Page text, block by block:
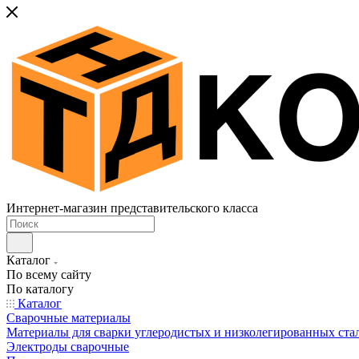
Интернет-магазин представительского класса
Каталог
По всему сайту
По каталогу
Каталог
Сварочные материалы
Материалы для сварки углеродистых и низколегированных
Электроды сварочные